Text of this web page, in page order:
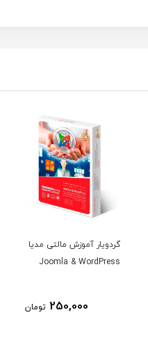
گردویار آموزش مالتی مدیا
Joomla & WordPress
250,000 تومان